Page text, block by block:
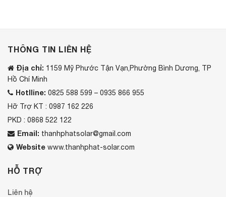
THÔNG TIN LIÊN HỆ
Địa chỉ: 1159 Mỹ Phước Tận Vạn,Phường Bình Dương, TP
Hồ Chí Minh
Hotlline: 0825 588 599 – 0935 866 955
Hỡ Trợ KT : 0987 162 226
PKD : 0868 522 122
Email: thanhphatsolar@gmail.com
Website www.thanhphat-solar.com
HỖ TRỢ
Liên hệ